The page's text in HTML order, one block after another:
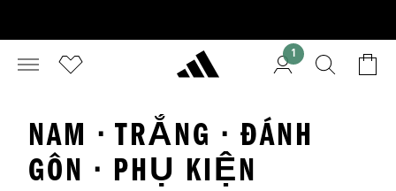
1
NAM · TRẮNG · ĐÁNH
GÔN · PHỤ KIỆN